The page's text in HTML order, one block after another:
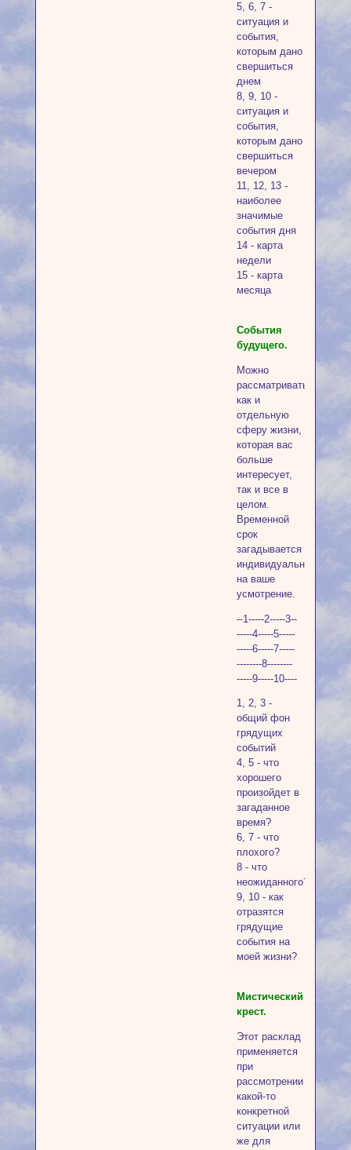
5, 6, 7 -
ситуация и
события,
которым дано
свершиться
днем
8, 9, 10 -
ситуация и
события,
которым дано
свершиться
вечером
11, 12, 13 -
наиболее
значимые
события дня
14 - карта
недели
15 - карта
месяца
События
будущего.
Можно
рассматривать
как и
отдельную
сферу жизни,
которая вас
больше
интересует,
так и все в
целом.
Временной
срок
загадывается
индивидуально
на ваше
усмотрение.
--1-----2-----3--
-----4-----5-----
-----6-----7-----
--------8--------
-----9-----10----
1, 2, 3 -
общий фон
грядущих
событий
4, 5 - что
хорошего
произойдет в
загаданное
время?
6, 7 - что
плохого?
8 - что
неожиданного?
9, 10 - как
отразятся
грядущие
события на
моей жизни?
Мистический
крест.
Этот расклад
применяется
при
рассмотрении
какой-то
конкретной
ситуации или
же для